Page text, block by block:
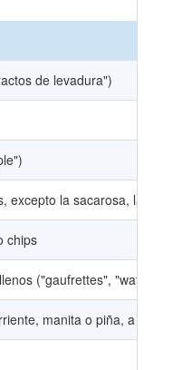
de levadura")
excepto la sacarosa,
chips
("gaufrettes", "wafers")
manita o piña, a base